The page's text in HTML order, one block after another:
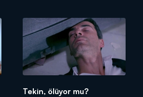
Tekin, ölüyor mu?